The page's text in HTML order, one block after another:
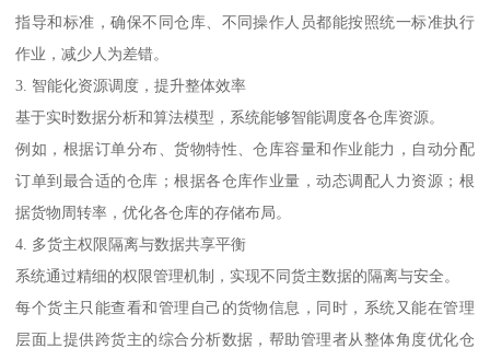
指导和标准，确保不同仓库、不同操作人员都能按照统一标准执行
作业，减少人为差错。
3. 智能化资源调度，提升整体效率
基于实时数据分析和算法模型，系统能够智能调度各仓库资源。
例如，根据订单分布、货物特性、仓库容量和作业能力，自动分配
订单到最合适的仓库；根据各仓库作业量，动态调配人力资源；根
据货物周转率，优化各仓库的存储布局。
4. 多货主权限隔离与数据共享平衡
系统通过精细的权限管理机制，实现不同货主数据的隔离与安全。
每个货主只能查看和管理自己的货物信息，同时，系统又能在管理
层面上提供跨货主的综合分析数据，帮助管理者从整体角度优化仓